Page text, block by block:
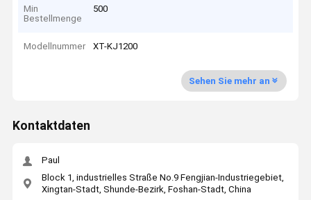
Min
Bestellmenge
500
Modellnummer XT-KJ1200
Sehen Sie mehr an
Kontaktdaten
Paul
Block 1, industrielles Straße No.9 Fengjian-Industriegebiet,
Xingtan-Stadt, Shunde-Bezirk, Foshan-Stadt, China